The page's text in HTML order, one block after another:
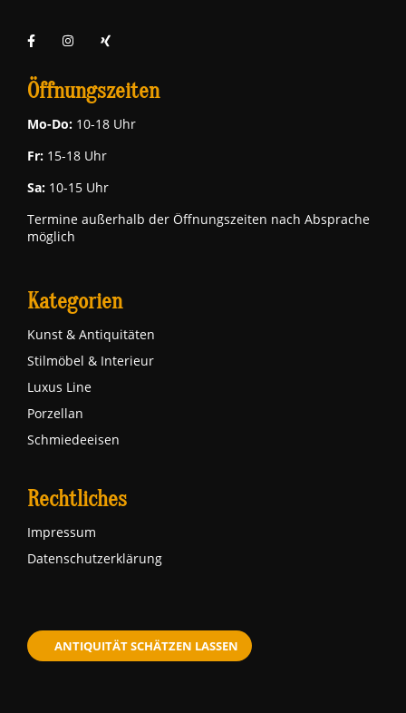
Öffnungszeiten
Mo-Do: 10-18 Uhr
Fr: 15-18 Uhr
Sa: 10-15 Uhr
Termine außerhalb der Öffnungszeiten nach Absprache
möglich
Kategorien
Kunst & Antiquitäten
Stilmöbel & Interieur
Luxus Line
Porzellan
Schmiedeeisen
Rechtliches
Impressum
Datenschutzerklärung
ANTIQUITÄT SCHÄTZEN LASSEN